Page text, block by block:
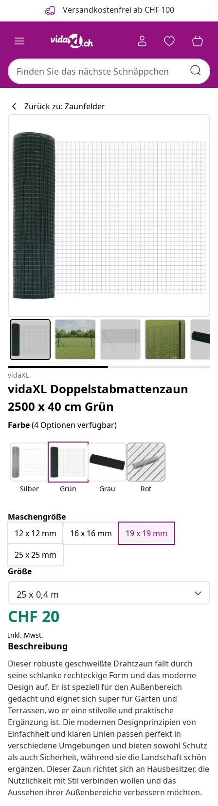
Versandkostenfrei ab CHF 100
Zurück zu: Zaunfelder
vidaXL
vidaXL Doppelstabmattenzaun
2500 x 40 cm Grün
Farbe(4 Optionen verfügbar)
Silber Grün Grau Rot
Maschengröße
12 x 12 mm
16 x 16 mm
19 x 19 mm
25 x 25 mm
Größe
25 x 0,4 m
CHF 20
Inkl. Mwst.
Beschreibung
Dieser robuste geschweißte Drahtzaun fällt durch
seine schlanke rechteckige Form und das moderne
Design auf. Er ist speziell für den Außenbereich
gedacht und eignet sich super für Gärten und
Terrassen, wo er eine stilvolle und praktische
Ergänzung ist. Die modernen Designprinzipien von
Einfachheit und klaren Linien passen perfekt in
verschiedene Umgebungen und bieten sowohl Schutz
als auch Sicherheit, während sie die Landschaft schön
ergänzen. Dieser Zaun richtet sich an Hausbesitzer, die
Nützlichkeit mit Stil verbinden wollen und das
Aussehen ihrer Außenbereiche verbessern möchten.